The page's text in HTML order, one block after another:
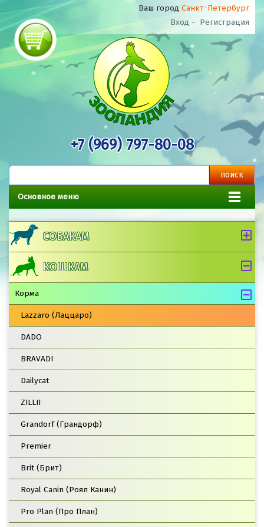
Ваш город Санкт-Петербург
Вход - Регистрация
+7 (969) 797-80-08
Основное меню
СОБАКАМ
КОШКАМ
Корма
Lazzaro (Лаццаро)
DADO
BRAVADI
Dailycat
ZILLII
Grandorf (Грандорф)
Premier
Brit (Брит)
Royal Canin (Роял Канин)
Pro Plan (Про План)